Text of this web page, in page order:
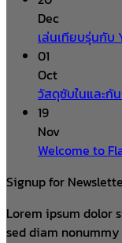
Dec
เล่นเทียบรุ่นกับ
01
Oct
วัสดุซับในและกั
19
Nov
Welcome to
Signup for
Lorem ipsum dolor
sed diam